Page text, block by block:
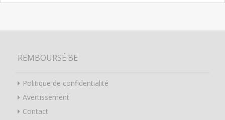
REMBOURSÉ.BE
Politique de confidentialité
Avertissement
Contact